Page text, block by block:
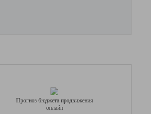
Прогноз бюджета продвижения
онлайн